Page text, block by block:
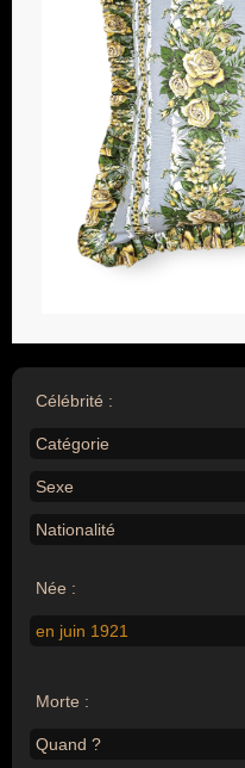
Célébrité :
Catégorie
Sexe
Nationalité
Née :
en juin 1921
Morte :
Quand ?